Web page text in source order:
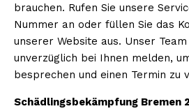
brauchen. Rufen Sie unsere
Nummer an oder füllen Sie das
unserer Website aus. Unser
unverzüglich bei Ihnen melden,
besprechen und einen Termin zu
Schädlingsbekämpfung Bremen